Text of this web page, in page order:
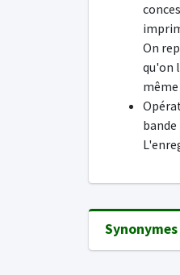
On
qu'on
Synonymes